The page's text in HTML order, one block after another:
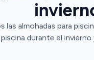
las almohadas para
durante el invierno